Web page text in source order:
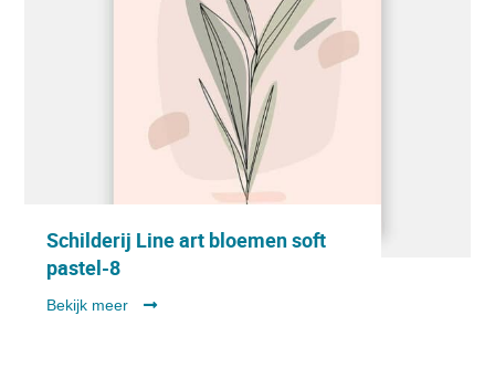
Schilderij Line art bloemen soft
pastel-8
Bekijk meer